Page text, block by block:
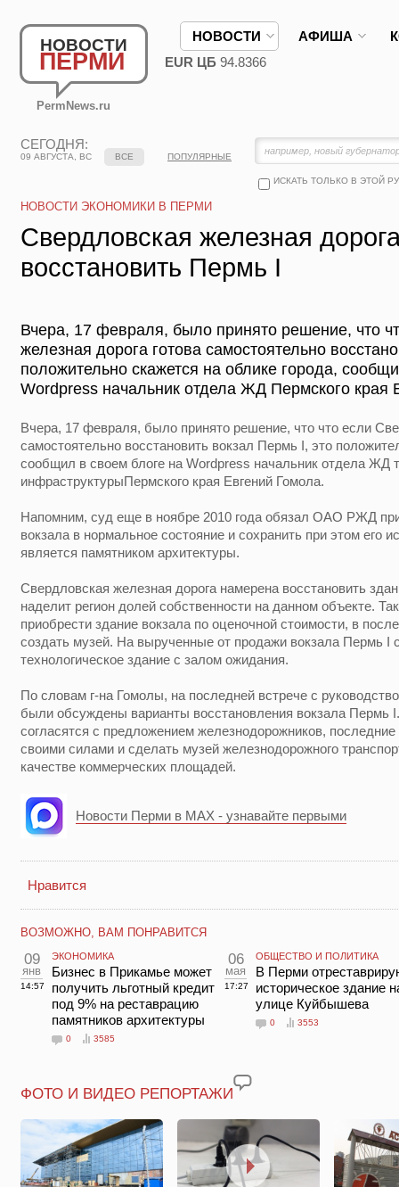
НОВОСТИ
ПЕРМИ
PermNews.ru
НОВОСТИ АФИША
EUR ЦБ 94.8366
СЕГОДНЯ:
09 АВГУСТА, ВС
ИСКАТЬ ТОЛЬКО В ЭТОЙ
ВСЕ ПОПУЛЯРНЫЕ
НОВОСТИ ЭКОНОМИКИ В ПЕРМИ
Свердловская железная
восстановить Пермь I
Вчера, 17 февраля, было принято решение, что
железная дорога готова самостоятельно
положительно скажется на облике города,
Wordpress начальник отдела ЖД Пермского края
Вчера, 17 февраля, было принято решение, что что если
самостоятельно восстановить вокзал Пермь I, это
сообщил в своем блоге на Wordpress начальник отдела ЖД
инфраструктурыПермского края Евгений Гомола.
Напомним, суд еще в ноябре 2010 года обязал ОАО РЖД
вокзала в нормальное состояние и сохранить при этом его
является памятником архитектуры.
Свердловская железная дорога намерена восстановить
наделит регион долей собственности на данном объекте.
приобрести здание вокзала по оценочной стоимости, в
создать музей. На вырученные от продажи вокзала Пермь I
технологическое здание с залом ожидания.
По словам г-на Гомолы, на последней встрече с
были обсуждены варианты восстановления вокзала Пермь
согласятся с предложением железнодорожников, последние
своими силами и сделать музей железнодорожного
качестве коммерческих площадей.
Новости Перми в MAX - узнавайте первыми
Нравится
ВОЗМОЖНО, ВАМ ПОНРАВИТСЯ
09
янв
14:57
ЭКОНОМИКА
Бизнес в Прикамье может
получить льготный кредит
под 9% на реставрацию
памятников архитектуры
0 3585
06
мая
17:27
ОБЩЕСТВО И ПОЛИТИКА
В Перми
историческое здание
улице Куйбышева
0 3553
ФОТО И ВИДЕО РЕПОРТАЖИ